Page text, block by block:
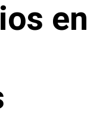
en